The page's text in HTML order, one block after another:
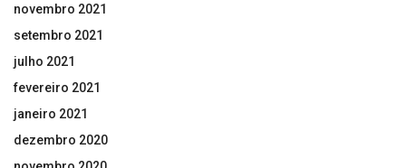
novembro 2021
setembro 2021
julho 2021
fevereiro 2021
janeiro 2021
dezembro 2020